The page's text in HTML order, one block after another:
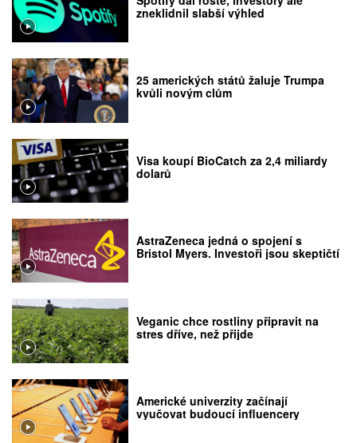
zneklidnil slabší výhled
25 amerických států žaluje Trumpa
kvůli novým clům
Visa koupí BioCatch za 2,4 miliardy
dolarů
AstraZeneca jedná o spojení s
Bristol Myers. Investoři jsou skeptičtí
Veganic chce rostliny připravit na
stres dříve, než přijde
Americké univerzity začínají
vyučovat budoucí influencery